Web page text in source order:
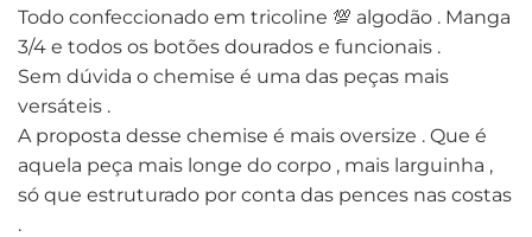
Todo confeccionado em tricoline 💯 algodão . Manga
3/4 e todos os botões dourados e funcionais .
Sem dúvida o chemise é uma das peças mais
versáteis .
A proposta desse chemise é mais oversize . Que é
aquela peça mais longe do corpo , mais larguinha ,
só que estruturado por conta das pences nas costas
.